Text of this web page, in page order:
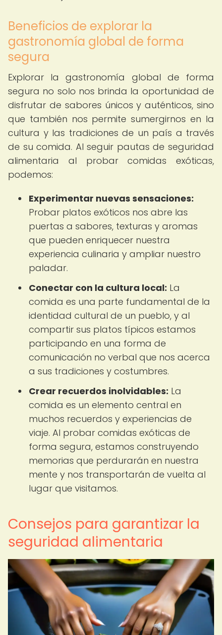
Beneficios de explorar la
gastronomía global de forma
segura
Explorar la gastronomía global de forma
segura no solo nos brinda la oportunidad de
disfrutar de sabores únicos y auténticos, sino
que también nos permite sumergirnos en la
cultura y las tradiciones de un país a través
de su comida. Al seguir pautas de seguridad
alimentaria al probar comidas exóticas,
podemos:
Experimentar nuevas sensaciones:
Probar platos exóticos nos abre las
puertas a sabores, texturas y aromas
que pueden enriquecer nuestra
experiencia culinaria y ampliar nuestro
paladar.
Conectar con la cultura local: La
comida es una parte fundamental de la
identidad cultural de un pueblo, y al
compartir sus platos típicos estamos
participando en una forma de
comunicación no verbal que nos acerca
a sus tradiciones y costumbres.
Crear recuerdos inolvidables: La
comida es un elemento central en
muchos recuerdos y experiencias de
viaje. Al probar comidas exóticas de
forma segura, estamos construyendo
memorias que perdurarán en nuestra
mente y nos transportarán de vuelta al
lugar que visitamos.
Consejos para garantizar la
seguridad alimentaria